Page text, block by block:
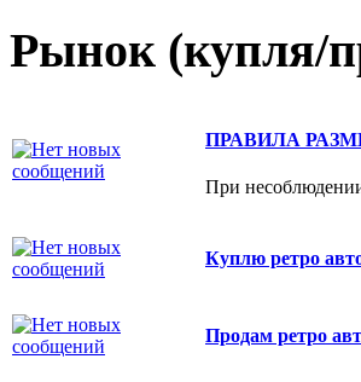
Рынок (купля/
ПРАВИЛА
При
Куплю ретро
Продам ретро